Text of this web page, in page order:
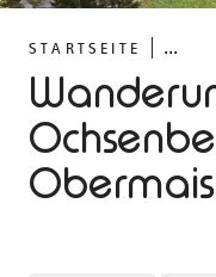
STARTSEITE ...